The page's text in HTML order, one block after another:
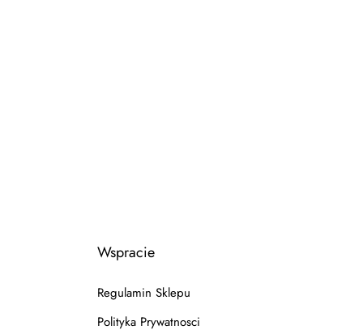
Wspracie
Regulamin Sklepu
Polityka Prywatnosci